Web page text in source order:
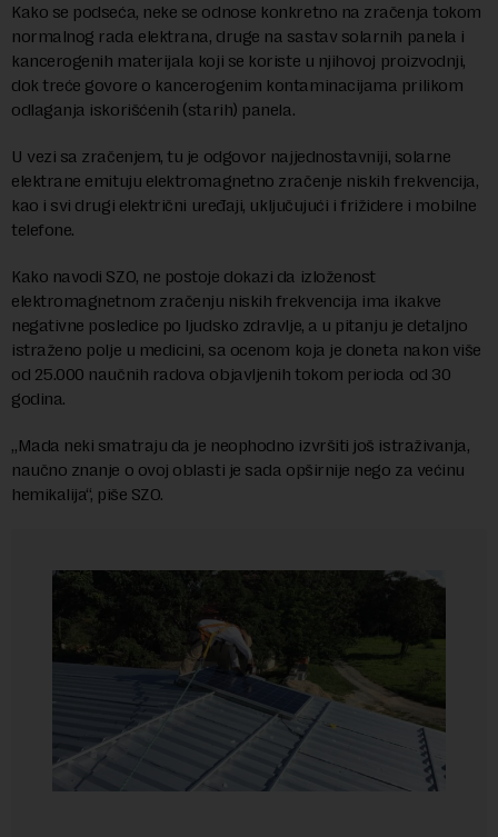
Kako se podseća, neke se odnose konkretno na zračenja tokom
normalnog rada elektrana, druge na sastav solarnih panela i
kancerogenih materijala koji se koriste u njihovoj proizvodnji,
dok treće govore o kancerogenim kontaminacijama prilikom
odlaganja iskorišćenih (starih) panela.
U vezi sa zračenjem, tu je odgovor najjednostavniji, solarne
elektrane emituju elektromagnetno zračenje niskih frekvencija,
kao i svi drugi električni uređaji, uključujući i frižidere i mobilne
telefone.
Kako navodi SZO, ne postoje dokazi da izloženost
elektromagnetnom zračenju niskih frekvencija ima ikakve
negativne posledice po ljudsko zdravlje, a u pitanju je detaljno
istraženo polje u medicini, sa ocenom koja je doneta nakon više
od 25.000 naučnih radova objavljenih tokom perioda od 30
godina.
„Mada neki smatraju da je neophodno izvršiti još istraživanja,
naučno znanje o ovoj oblasti je sada opširnije nego za većinu
hemikalija“, piše SZO.